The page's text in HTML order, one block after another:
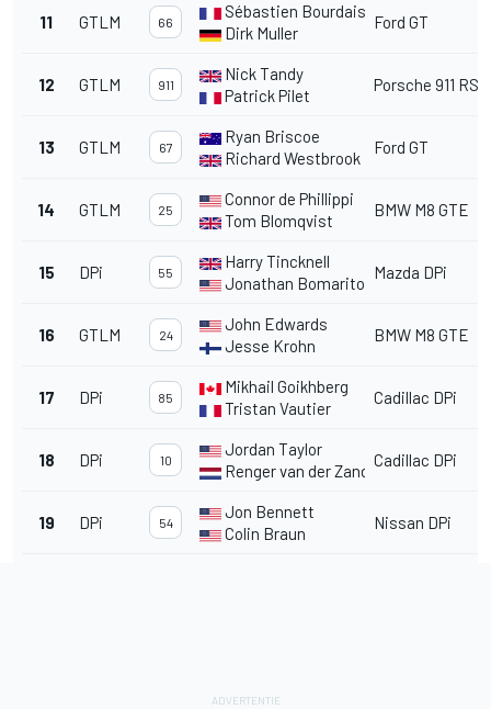
11 GTLM 66
Sébastien Bourdais
Dirk Muller
Ford GT
12 GTLM 911
Nick Tandy
Patrick Pilet
Porsche 911 RSR
13 GTLM 67
Ryan Briscoe
Richard Westbrook
Ford GT
14 GTLM 25
Connor de Phillippi
Tom Blomqvist
BMW M8 GTE
15 DPi 55
Harry Tincknell
Jonathan Bomarito
Mazda DPi
16 GTLM 24
John Edwards
Jesse Krohn
BMW M8 GTE
17 DPi 85
Mikhail Goikhberg
Tristan Vautier
Cadillac DPi
18 DPi 10
Jordan Taylor
Renger van der Zande
Cadillac DPi
19 DPi 54
Jon Bennett
Colin Braun
Nissan DPi